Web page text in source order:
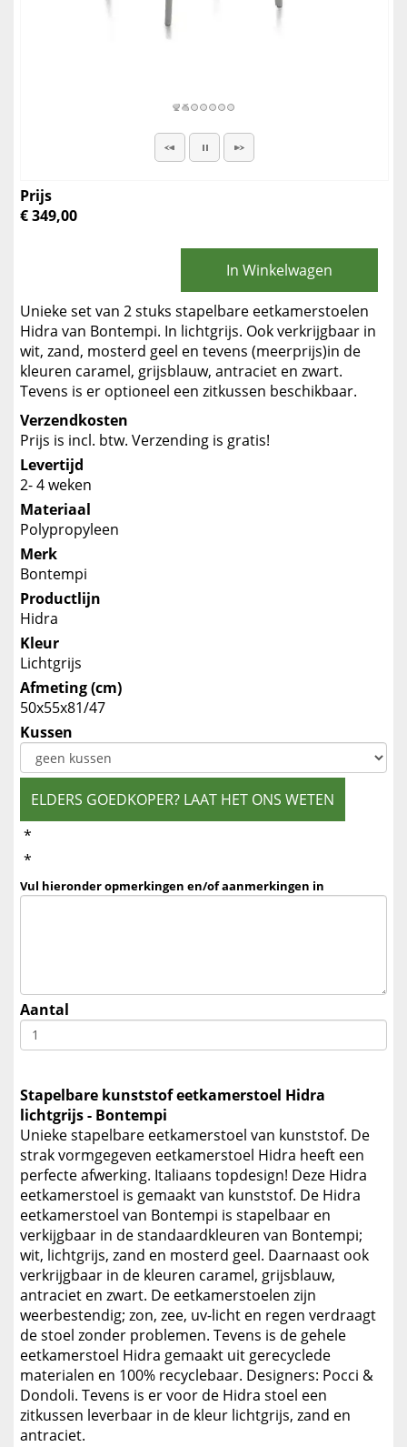
Prijs
€ 349,00
In Winkelwagen
Unieke set van 2 stuks stapelbare eetkamerstoelen
Hidra van Bontempi. In lichtgrijs. Ook verkrijgbaar in
wit, zand, mosterd geel en tevens (meerprijs)in de
kleuren caramel, grijsblauw, antraciet en zwart.
Tevens is er optioneel een zitkussen beschikbaar.
Verzendkosten
Prijs is incl. btw. Verzending is gratis!
Levertijd
2- 4 weken
Materiaal
Polypropyleen
Merk
Bontempi
Productlijn
Hidra
Kleur
Lichtgrijs
Afmeting (cm)
50x55x81/47
Kussen
ELDERS GOEDKOPER? LAAT HET ONS WETEN
*
*
Vul hieronder opmerkingen en/of aanmerkingen in
Aantal
Stapelbare kunststof eetkamerstoel Hidra
lichtgrijs - Bontempi
Unieke stapelbare eetkamerstoel van kunststof. De
strak vormgegeven eetkamerstoel Hidra heeft een
perfecte afwerking. Italiaans topdesign! Deze Hidra
eetkamerstoel is gemaakt van kunststof. De Hidra
eetkamerstoel van Bontempi is stapelbaar en
verkijgbaar in de standaardkleuren van Bontempi;
wit, lichtgrijs, zand en mosterd geel. Daarnaast ook
verkrijgbaar in de kleuren caramel, grijsblauw,
antraciet en zwart. De eetkamerstoelen zijn
weerbestendig; zon, zee, uv-licht en regen verdraagt
de stoel zonder problemen. Tevens is de gehele
eetkamerstoel Hidra gemaakt uit gerecyclede
materialen en 100% recyclebaar. Designers: Pocci &
Dondoli. Tevens is er voor de Hidra stoel een
zitkussen leverbaar in de kleur lichtgrijs, zand en
antraciet.